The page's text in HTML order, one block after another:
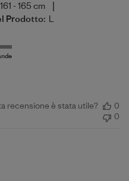
161 - 165 cm |
Prodotto: L
recensione è stata utile?
0
0